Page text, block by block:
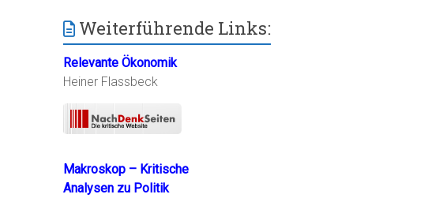
Weiterführende Links:
Relevante Ökonomik
Heiner Flassbeck
Makroskop – Kritische
Analysen zu Politik